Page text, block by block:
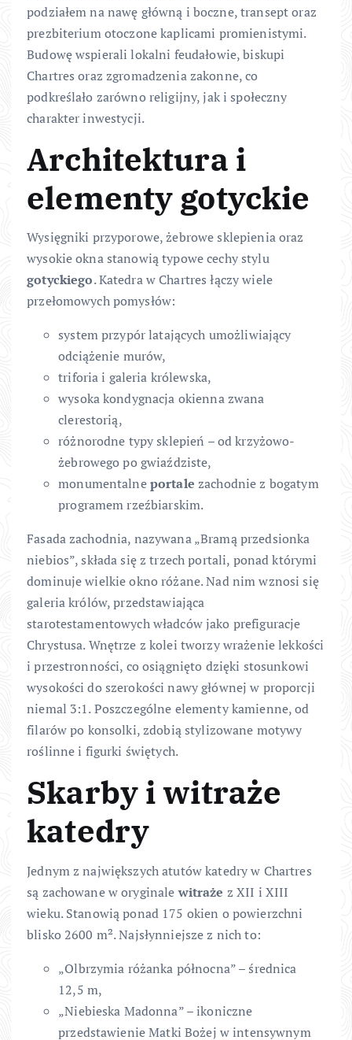
podziałem na nawę główną i boczne, transept oraz
prezbiterium otoczone kaplicami promienistymi.
Budowę wspierali lokalni feudałowie, biskupi
Chartres oraz zgromadzenia zakonne, co
podkreślało zarówno religijny, jak i społeczny
charakter inwestycji.
Architektura i
elementy gotyckie
Wysięgniki przyporowe, żebrowe sklepienia oraz
wysokie okna stanowią typowe cechy stylu
gotyckiego. Katedra w Chartres łączy wiele
przełomowych pomysłów:
system przypór latających umożliwiający
odciążenie murów,
triforia i galeria królewska,
wysoka kondygnacja okienna zwana
clerestorią,
różnorodne typy sklepień – od krzyżowo-
żebrowego po gwiaździste,
monumentalneportale zachodnie z bogatym
programem rzeźbiarskim.
Fasada zachodnia, nazywana „Bramą przedsionka
niebios”, składa się z trzech portali, ponad którymi
dominuje wielkie okno różane. Nad nim wznosi się
galeria królów, przedstawiająca
starotestamentowych władców jako prefiguracje
Chrystusa. Wnętrze z kolei tworzy wrażenie lekkości
i przestronności, co osiągnięto dzięki stosunkowi
wysokości do szerokości nawy głównej w proporcji
niemal 3:1. Poszczególne elementy kamienne, od
filarów po konsolki, zdobią stylizowane motywy
roślinne i figurki świętych.
Skarby i witraże
katedry
Jednym z największych atutów katedry w Chartres
są zachowane w oryginalewitraże z XII i XIII
wieku. Stanowią ponad 175 okien o powierzchni
blisko 2600 m². Najsłynniejsze z nich to:
„Olbrzymia różanka północna” – średnica
12,5 m,
„Niebieska Madonna” – ikoniczne
przedstawienie Matki Bożej w intensywnym